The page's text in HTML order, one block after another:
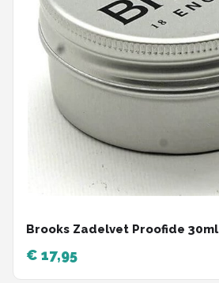
Brooks Zadelvet Proofide 30ml
€ 17,95